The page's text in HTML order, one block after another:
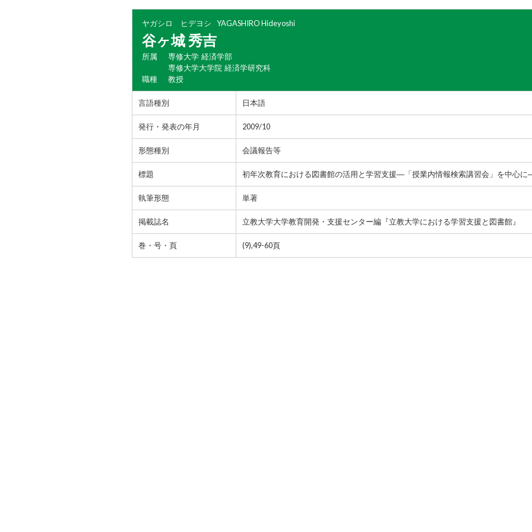
ヤガシロ ヒデヨシ YAGASHIRO Hideyoshi
谷ヶ城 秀吉
所属
専修大学 経済学部
専修大学大学院 経済学研究科
職種
教授
言語種別 日本語
発行・発表の年月 2009/10
形態種別 会議報告等
標題 初年次教育における図書館の活用と学習支援―「授業内情報検索講習会」を中心
執筆形態 単著
掲載誌名 立教大学大学教育開発・支援センター編『立教大学における学習支援と図書館』
巻・号・頁 (9),49-60頁